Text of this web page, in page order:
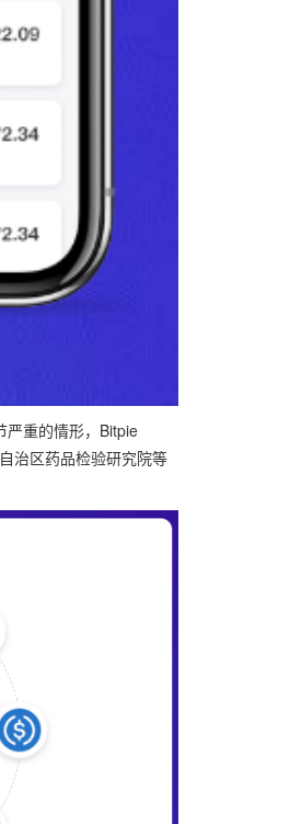
严重的情形，Bitpie
治区药品检验研究院等